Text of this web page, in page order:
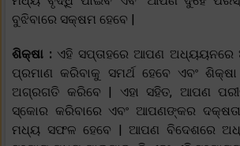
ବୁଝିବାରେ ସକ୍ଷମ ହେବେ |
ଶିକ୍ଷା : ଏହି ସପ୍ତାହରେ ଆପଣ
ପ୍ରମାଣ କରିବାକୁ ସମର୍ଥ ହେବେ ଏବଂ
ଅଗ୍ରଗତି କରିବେ | ଏହା ସହିତ, ଆପଣ
ସ୍କୋର କରିବାରେ ଏବଂ ଆପଣଙ୍କର
ମଧ୍ୟ ସଫଳ ହେବେ | ଆପଣ ବିଦେଶରେ